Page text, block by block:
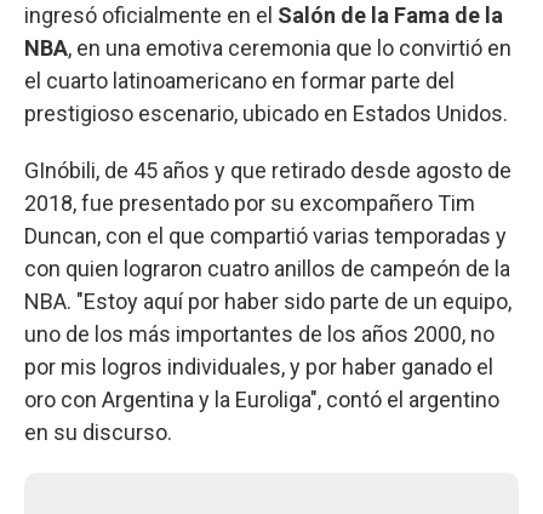
ingresó oficialmente en el Salón de la Fama de la
NBA, en una emotiva ceremonia que lo convirtió en
el cuarto latinoamericano en formar parte del
prestigioso escenario, ubicado en Estados Unidos.
GInóbili, de 45 años y que retirado desde agosto de
2018, fue presentado por su excompañero Tim
Duncan, con el que compartió varias temporadas y
con quien lograron cuatro anillos de campeón de la
NBA. "Estoy aquí por haber sido parte de un equipo,
uno de los más importantes de los años 2000, no
por mis logros individuales, y por haber ganado el
oro con Argentina y la Euroliga", contó el argentino
en su discurso.